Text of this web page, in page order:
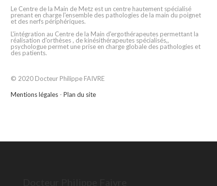
Le Centre de la Main de Metz est un centre hautement spécialisé
prenant en charge l'ensemble des pathologies de la main du poignet
et des nerfs périphériques.
L'intégration au Centre de la Main d'ergothérapeutes permettant la
réalisation d'orthèses , de kinésithérapeutes spécialisés,,
psychologue permet une prise en charge globale des pathologies et
des patients.
© 2020 Docteur Philippe FAIVRE
Mentions légales -Plan du site